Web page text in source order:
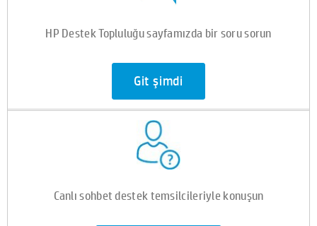
HP Destek Topluluğu sayfamızda bir soru sorun
Git şimdi
Canlı sohbet destek temsilcileriyle konuşun